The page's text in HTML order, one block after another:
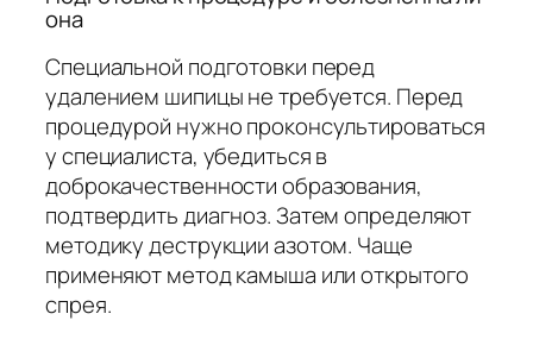
она
Специальной подготовки перед
удалением шипицы не требуется. Перед
процедурой нужно проконсультироваться
у специалиста, убедиться в
доброкачественности образования,
подтвердить диагноз. Затем определяют
методику деструкции азотом. Чаще
применяют метод камыша или открытого
спрея.